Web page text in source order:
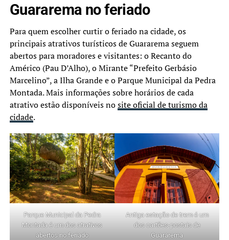
Guararema no feriado
Para quem escolher curtir o feriado na cidade, os
principais atrativos turísticos de Guararema seguem
abertos para moradores e visitantes: o Recanto do
Américo (Pau D’Alho), o Mirante “Prefeito Gerbásio
Marcelino”, a Ilha Grande e o Parque Municipal da Pedra
Montada. Mais informações sobre horários de cada
atrativo estão disponíveis nosite oficial de turismo da
cidade.
Parque Municipal da Pedra
Montada é um dos atrativos
abertos no feriado
Antiga estação de trem é um
dos cartões-postais de
Guararema